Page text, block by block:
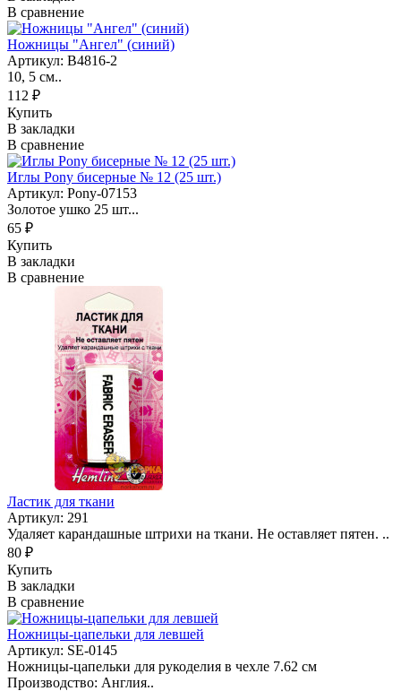
В сравнение
Ножницы "Ангел" (синий)
Артикул: B4816-2
10, 5 см..
112 ₽
Купить
В закладки
В сравнение
Иглы Pony бисерные № 12 (25 шт.)
Артикул: Pony-07153
Золотое ушко 25 шт...
65 ₽
Купить
В закладки
В сравнение
Ластик для ткани
Артикул: 291
Удаляет карандашные штрихи на ткани. Не оставляет пятен. ..
80 ₽
Купить
В закладки
В сравнение
Ножницы-цапельки для левшей
Артикул: SE-0145
Ножницы-цапельки для рукоделия в чехле 7.62 см
Производство: Англия..